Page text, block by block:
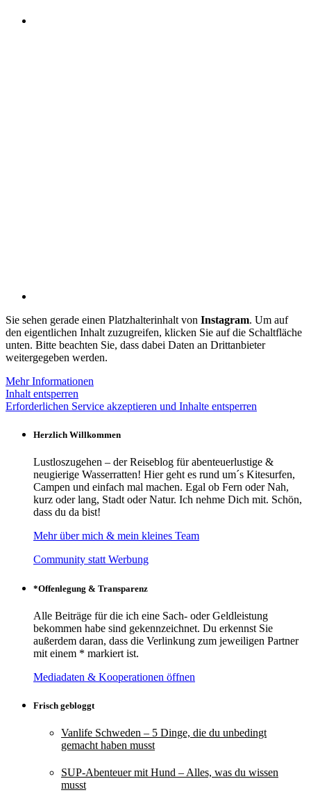
Sie sehen gerade einen Platzhalterinhalt von Instagram. Um auf
den eigentlichen Inhalt zuzugreifen, klicken Sie auf die Schaltfläche
unten. Bitte beachten Sie, dass dabei Daten an Drittanbieter
weitergegeben werden.
Mehr Informationen
Inhalt entsperren
Erforderlichen Service akzeptieren und Inhalte entsperren
Herzlich Willkommen
Lustloszugehen – der Reiseblog für abenteuerlustige &
neugierige Wasserratten! Hier geht es rund um´s Kitesurfen,
Campen und einfach mal machen. Egal ob Fern oder Nah,
kurz oder lang, Stadt oder Natur. Ich nehme Dich mit. Schön,
dass du da bist!
Mehr über mich & mein kleines Team
Community statt Werbung
*Offenlegung & Transparenz
Alle Beiträge für die ich eine Sach- oder Geldleistung
bekommen habe sind gekennzeichnet. Du erkennst Sie
außerdem daran, dass die Verlinkung zum jeweiligen Partner
mit einem * markiert ist.
Mediadaten & Kooperationen öffnen
Frisch gebloggt
Vanlife Schweden – 5 Dinge, die du unbedingt
gemacht haben musst
SUP-Abenteuer mit Hund – Alles, was du wissen
musst